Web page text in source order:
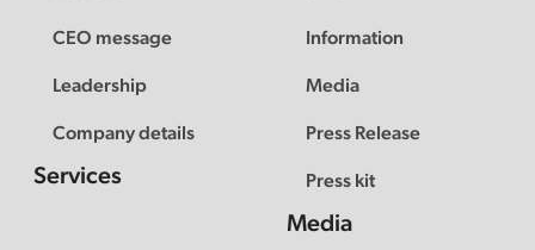
CEO message
Leadership
Company details
Services
Information
Media
Press Release
Press kit
Media